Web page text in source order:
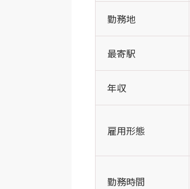
勤務地
最寄駅
年収
雇用形態
勤務時間